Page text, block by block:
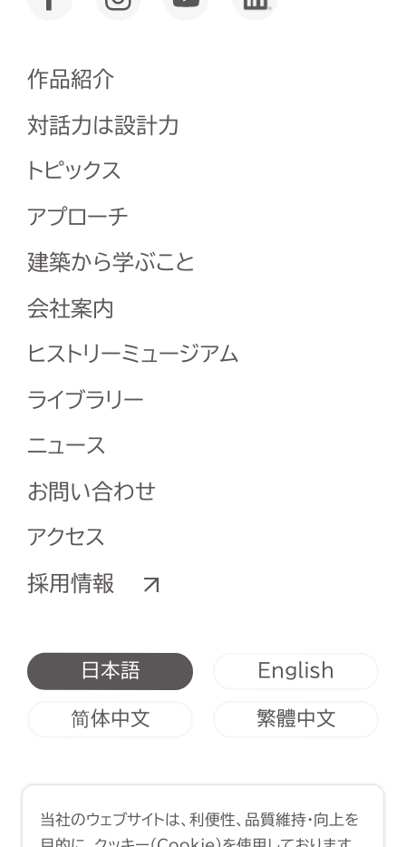
作品紹介
対話力は設計力
トピックス
アプローチ
建築から学ぶこと
会社案内
ヒストリーミュージアム
ライブラリー
ニュース
お問い合わせ
アクセス
採用情報
日本語 English
简体中文 繁體中文
Copyright (C) 1998-2026 Yasui
当社のウェブサイトは、利便性、品質維持・向上を